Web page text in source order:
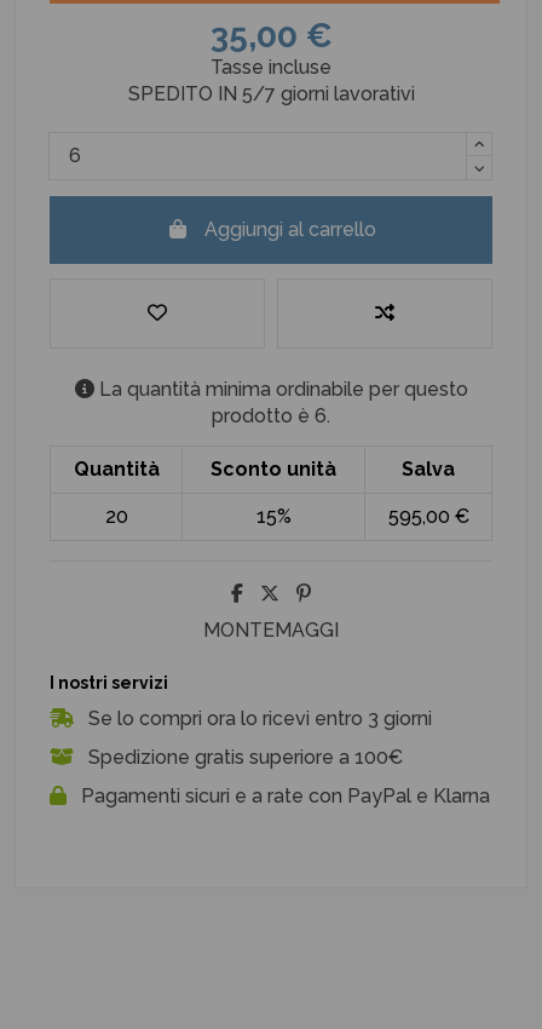
35,00 €
Tasse incluse
SPEDITO IN 5/7 giorni lavorativi
Aggiungi al carrello
La quantità minima ordinabile per questo
prodotto è 6.
Quantità Sconto unità Salva
20 15% 595,00 €
MONTEMAGGI
I nostri servizi
Se lo compri ora lo ricevi entro 3 giorni
Spedizione gratis superiore a 100€
Pagamenti sicuri e a rate con PayPal e Klarna